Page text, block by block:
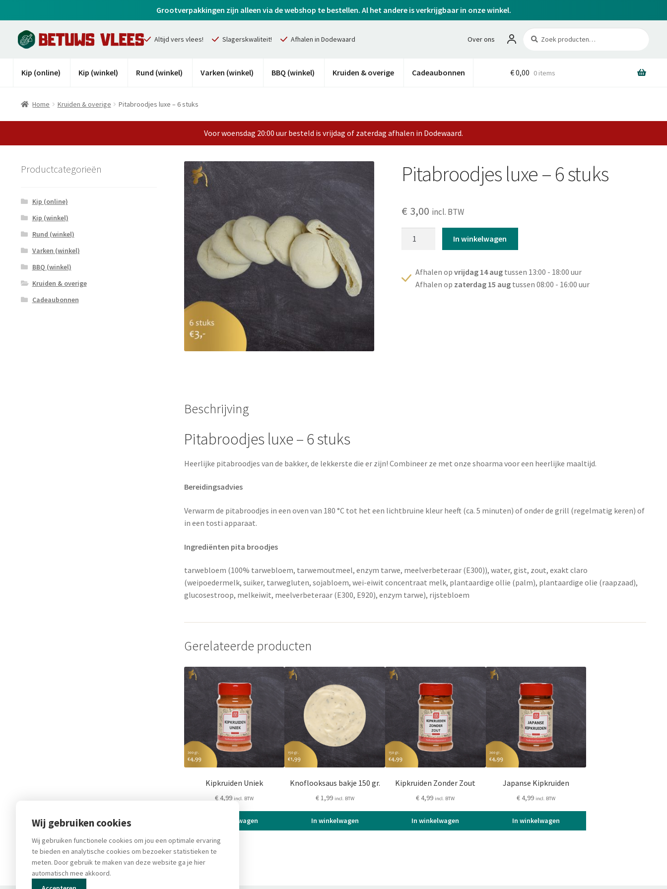
Grootverpakkingen zijn alleen via de webshop te bestellen. Al het andere is verkrijgbaar in onze winkel.
Altijd vers vlees! Slagerskwaliteit! Afhalen in Dodewaard Over ons
Zoeken
naar:
Zoeken
Kip (online) Kip (winkel) Rund (winkel) Varken (winkel) BBQ (winkel) Kruiden & overige Cadeaubonnen €0,00 0 items
Home Kruiden & overige Pitabroodjes luxe – 6 stuks
Voor woensdag 20:00 uur besteld is vrijdag of zaterdag afhalen in Dodewaard.
Pitabroodjes luxe – 6 stuks
€ 3,00 incl. BTW
stuks
In winkelwagen
Afhalen op vrijdag 14 aug tussen 13:00 - 18:00 uur
Afhalen op zaterdag 15 aug tussen 08:00 - 16:00 uur
Beschrijving
Pitabroodjes luxe – 6 stuks
Heerlijke pitabroodjes van de bakker, de lekkerste die er zijn! Combineer ze met onze shoarma voor een heerlijke maaltijd.
Bereidingsadvies
Verwarm de pitabroodjes in een oven van 180 °C tot het een lichtbruine kleur heeft (ca. 5 minuten) of onder de grill (regelmatig keren) of
in een tosti apparaat.
Ingrediënten pita broodjes
tarwebloem (100% tarwebloem, tarwemoutmeel, enzym tarwe, meelverbeteraar (E300)), water, gist, zout, exakt claro
(weipoedermelk, suiker, tarwegluten, sojabloem, wei-eiwit concentraat melk, plantaardige ollie (palm), plantaardige olie (raapzaad),
glucosestroop, melkeiwit, meelverbeteraar (E300, E920), enzym tarwe), rijstebloem
Gerelateerde producten
Kipkruiden Uniek
€4,99 incl. BTW
In winkelwagen
Knoflooksaus bakje 150 gr.
€1,99 incl. BTW
In winkelwagen
Kipkruiden Zonder Zout
€4,99 incl. BTW
In winkelwagen
Japanse Kipkruiden
€4,99 incl. BTW
In winkelwagen
Productcategorieën
Kip (online)
Kip (winkel)
Rund (winkel)
Varken (winkel)
BBQ (winkel)
Kruiden & overige
Cadeaubonnen
Wij gebruiken cookies
Wij gebruiken functionele cookies om jou een optimale ervaring
te bieden en analytische cookies om bezoeker statistieken te
meten. Door gebruik te maken van deze website ga je hier
automatisch mee akkoord.